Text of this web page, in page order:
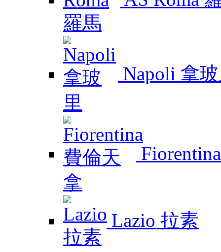
Napoli 拿
Lazio 拉素